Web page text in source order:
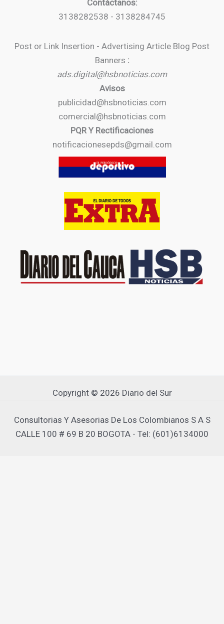
Contáctanos:
3138282538 - 3138284745
Post or Link Insertion - Advertising Article Blog Post
Banners :
ads.digital@hsbnoticias.com
Avisos
publicidad@hsbnoticias.com
comercial@hsbnoticias.com
PQR Y Rectificaciones
notificacionesepds@gmail.com
Copyright © 2026 Diario del Sur
Consultorias Y Asesorias De Los Colombianos S A S
CALLE 100 # 69 B 20 BOGOTA - Tel: (601)6134000